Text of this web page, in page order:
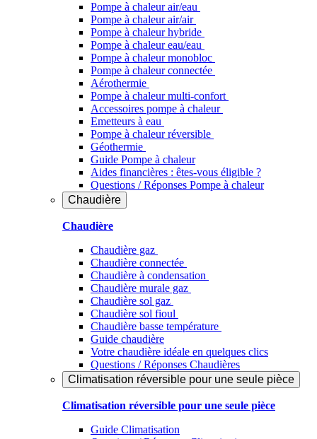
Pompe à chaleur air/eau
Pompe à chaleur air/air
Pompe à chaleur hybride
Pompe à chaleur​ eau/eau
Pompe à chaleur monobloc
Pompe à chaleur connectée
Aérothermie
Pompe à chaleur multi-confort
Accessoires pompe à chaleur
Emetteurs à eau
Pompe à chaleur réversible
Géothermie
Guide Pompe à chaleur
Aides financières : êtes-vous éligible ?
Questions / Réponses Pompe à chaleur
Chaudière
Chaudière
Chaudière gaz
Chaudière connectée
Chaudière à condensation
Chaudière murale gaz
Chaudière sol gaz
Chaudière sol fioul
Chaudière basse température
Guide chaudière
Votre chaudière idéale en quelques clics
Questions / Réponses Chaudières
Climatisation réversible pour une seule pièce
Climatisation réversible pour une seule pièce
Guide Climatisation